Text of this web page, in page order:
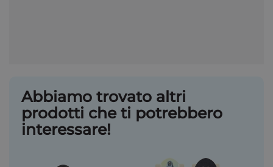
Abbiamo trovato altri
prodotti che ti potrebbero
interessare!